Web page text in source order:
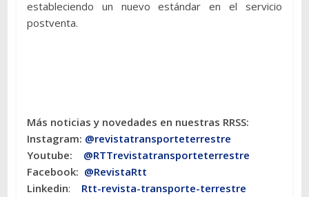
estableciendo un nuevo estándar en el servicio
postventa.
Más noticias y novedades en nuestras RRSS:
Instagram: @revistatransporteterrestre
Youtube: @RTTrevistatransporteterrestre
Facebook: @RevistaRtt
Linkedin: Rtt-revista-transporte-terrestre